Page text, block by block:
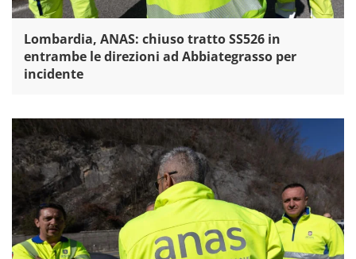
Lombardia, ANAS: chiuso tratto SS526 in
entrambe le direzioni ad Abbiategrasso per
incidente